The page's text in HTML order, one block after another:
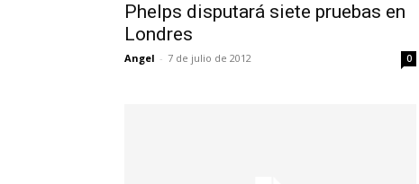
Phelps disputará siete pruebas en
Londres
Angel - 7 de julio de 2012 0